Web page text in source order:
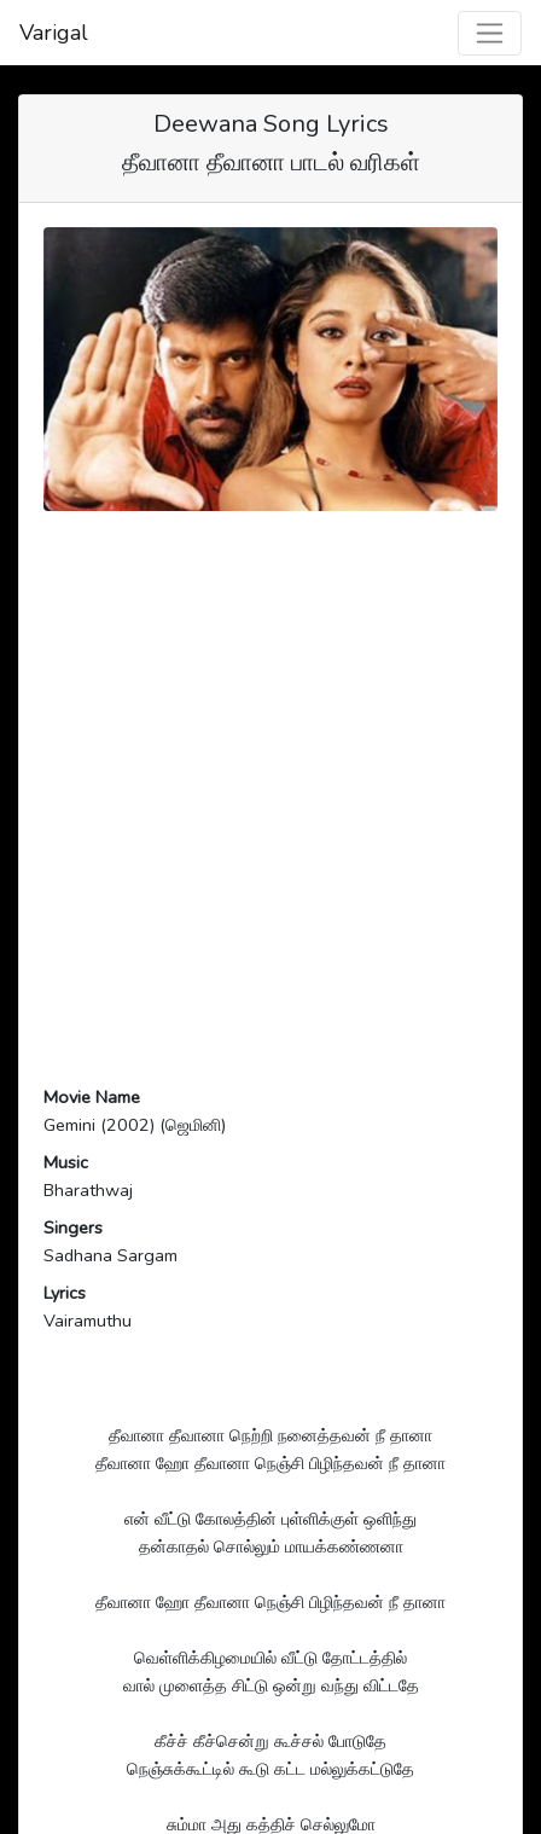
Varigal
Deewana Song Lyrics
தீவானா தீவானா பாடல் வரிகள்
Movie Name
Gemini (2002) (ஜெமினி)
Music
Bharathwaj
Singers
Sadhana Sargam
Lyrics
Vairamuthu
தீவானா தீவானா நெற்றி நனைத்தவன் நீ தானா
தீவானா ஹோ தீவானா நெஞ்சி பிழிந்தவன் நீ தானா
என் வீட்டு கோலத்தின் புள்ளிக்குள் ஒளிந்து
தன்காதல் சொல்லும் மாயக்கண்ணனா
தீவானா ஹோ தீவானா நெஞ்சி பிழிந்தவன் நீ தானா
வெள்ளிக்கிழமையில் வீட்டு தோட்டத்தில்
வால் முளைத்த சிட்டு ஒன்று வந்து விட்டதே
கீச்ச் கீச்சென்று கூச்சல் போடுதே
நெஞ்சுக்கூட்டில் கூடு கட்ட மல்லுக்கட்டுதே
சும்மா அது கத்திச் செல்லுமோ